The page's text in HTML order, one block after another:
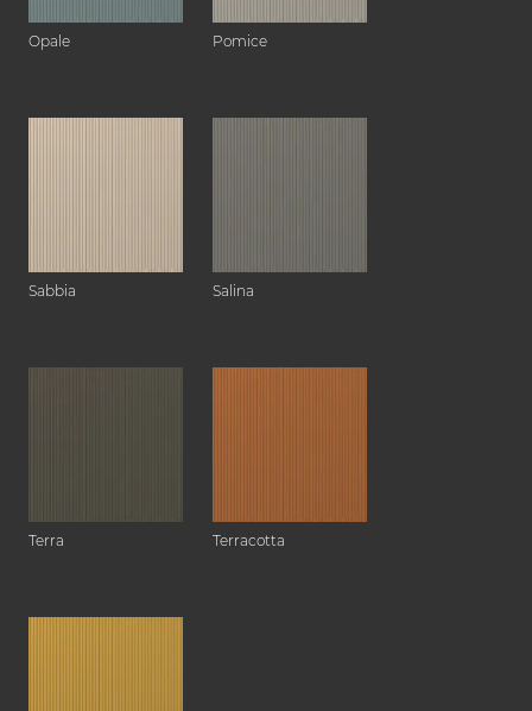
Opale Pomice
Sabbia Salina
Terra Terracotta